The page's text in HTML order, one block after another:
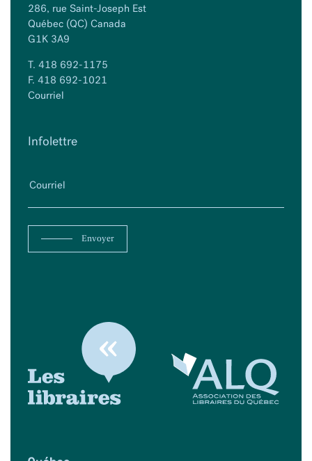
286, rue Saint-Joseph Est
Québec (QC) Canada
G1K 3A9
T. 418 692-1175
F. 418 692-1021
Courriel
Infolettre
Envoyer